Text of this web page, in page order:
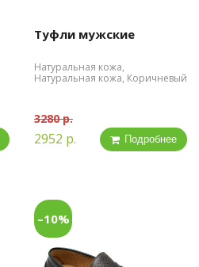
Туфли мужские
Натуральная кожа,
Натуральная кожа, Коричневый
3280 р.
2952 р. Подробнее
–10%